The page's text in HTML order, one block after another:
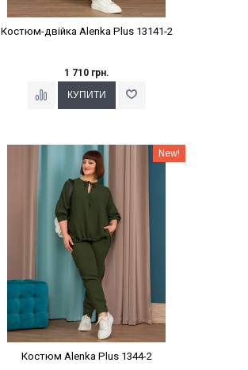
Костюм-двійка Alenka Plus 13141-2
1 710 грн.
Наклейки Варіант з % New!
Костюм Alenka Plus 1344-2